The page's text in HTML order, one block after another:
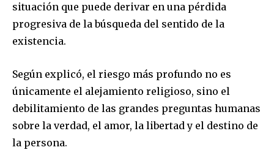
situación que puede derivar en una pérdida
progresiva de la búsqueda del sentido de la
existencia.
Según explicó, el riesgo más profundo no es
únicamente el alejamiento religioso, sino el
debilitamiento de las grandes preguntas humanas
sobre la verdad, el amor, la libertad y el destino de
la persona.